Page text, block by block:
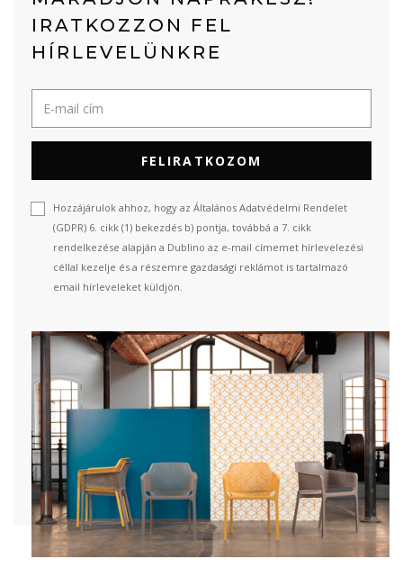
IRATKOZZON FEL
HÍRLEVELÜNKRE
FELIRATKOZOM
Hozzájárulok ahhoz, hogy az Általános Adatvédelmi Rendelet
(GDPR) 6. cikk (1) bekezdés b) pontja, továbbá a 7. cikk
rendelkezése alapján a Dublino az e-mail címemet hírlevelezési
céllal kezelje és a részemre gazdasági reklámot is tartalmazó
email hírleveleket küldjön.